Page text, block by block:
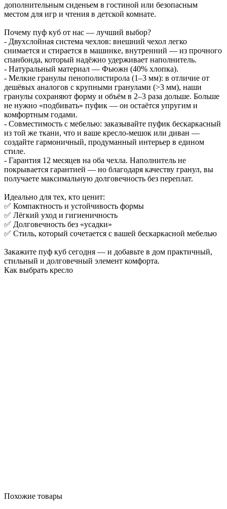
дополнительным сиденьем в гостиной или безопасным
местом для игр и чтения в детской комнате.
Почему пуф куб от нас — лучший выбор?
- Двухслойная система чехлов: внешний чехол легко
снимается и стирается в машинке, внутренний — из прочного
спанбонда, который надёжно удерживает наполнитель.
- Натуральный материал — Фьюжн (40% хлопка).
- Мелкие гранулы пенополистирола (1–3 мм): в отличие от
дешёвых аналогов с крупными гранулами (>3 мм), наши
гранулы сохраняют форму и объём в 2–3 раза дольше. Больше
не нужно «подбивать» пуфик — он остаётся упругим и
комфортным годами.
- Совместимость с мебелью: заказывайте пуфик бескаркасный
из той же ткани, что и ваше кресло-мешок или диван —
создайте гармоничный, продуманный интерьер в едином
стиле.
- Гарантия 12 месяцев на оба чехла. Наполнитель не
покрывается гарантией — но благодаря качеству гранул, вы
получаете максимальную долговечность без переплат.
Идеально для тех, кто ценит:
✅ Компактность и устойчивость формы
✅ Лёгкий уход и гигиеничность
✅ Долговечность без «усадки»
✅ Стиль, который сочетается с вашей бескаркасной мебелью
Закажите пуф куб сегодня — и добавьте в дом практичный,
стильный и долговечный элемент комфорта.
Как выбрать кресло
Похожие товары